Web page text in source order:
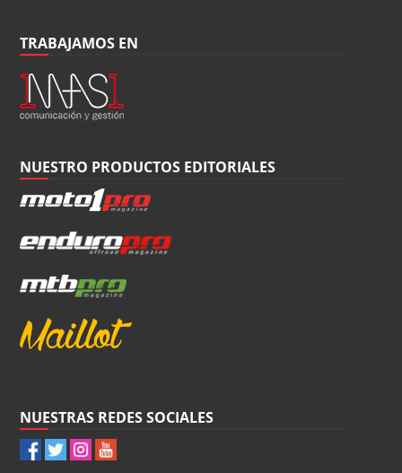
TRABAJAMOS EN
NUESTRO PRODUCTOS EDITORIALES
NUESTRAS REDES SOCIALES